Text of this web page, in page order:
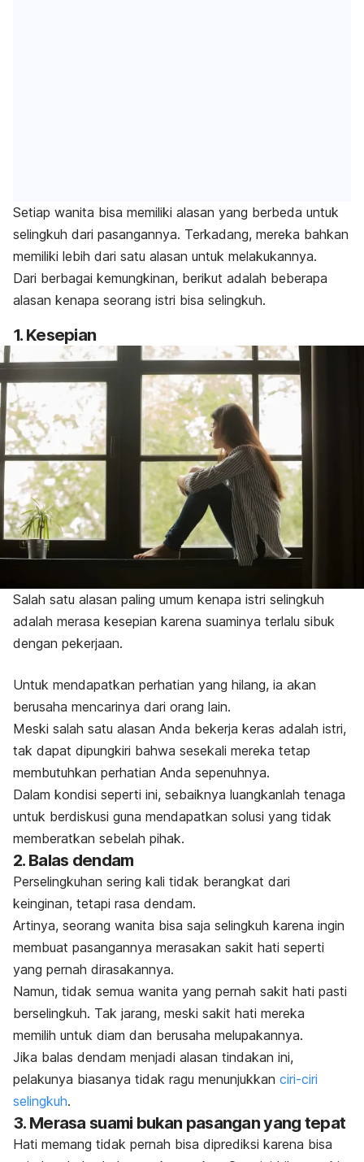
Setiap wanita bisa memiliki alasan yang berbeda untuk
selingkuh dari pasangannya. Terkadang, mereka bahkan
memiliki lebih dari satu alasan untuk melakukannya.
Dari berbagai kemungkinan, berikut adalah beberapa
alasan kenapa seorang istri bisa selingkuh.
1. Kesepian
Salah satu alasan paling umum kenapa istri selingkuh
adalah merasa kesepian karena suaminya terlalu sibuk
dengan pekerjaan.
Untuk mendapatkan perhatian yang hilang, ia akan
berusaha mencarinya dari orang lain.
Meski salah satu alasan Anda bekerja keras adalah istri,
tak dapat dipungkiri bahwa sesekali mereka tetap
membutuhkan perhatian Anda sepenuhnya.
Dalam kondisi seperti ini, sebaiknya luangkanlah tenaga
untuk berdiskusi guna mendapatkan solusi yang tidak
memberatkan sebelah pihak.
2. Balas dendam
Perselingkuhan sering kali tidak berangkat dari
keinginan, tetapi rasa dendam.
Artinya, seorang wanita bisa saja selingkuh karena ingin
membuat pasangannya merasakan sakit hati seperti
yang pernah dirasakannya.
Namun, tidak semua wanita yang pernah sakit hati pasti
berselingkuh. Tak jarang, meski sakit hati mereka
memilih untuk diam dan berusaha melupakannya.
Jika balas dendam menjadi alasan tindakan ini,
pelakunya biasanya tidak ragu menunjukkan ciri-ciri
selingkuh.
3. Merasa suami bukan pasangan yang tepat
Hati memang tidak pernah bisa diprediksi karena bisa